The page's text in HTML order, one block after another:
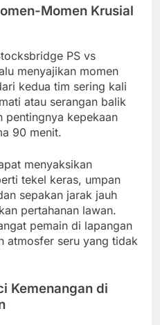
Momen Krusial
PS vs
menyajikan momen
kedua tim sering kali
atau serangan balik
pentingnya kepekaan
90 menit.
menyaksikan
tekel keras, umpan
sepakan jarak jauh
pertahanan lawan.
pemain di lapangan
atmosfer seru yang tidak
Kemenangan di